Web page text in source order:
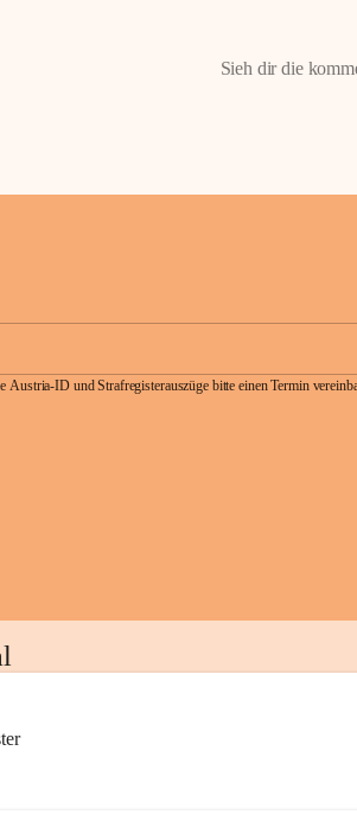
Sieh dir die
Austria-ID und Strafregisterauszüge bitte einen Termin